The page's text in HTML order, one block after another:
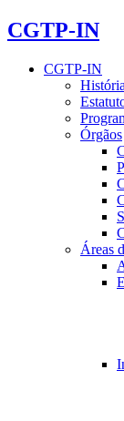
CGTP-IN
CGTP-IN
História
Órgãos
Áreas